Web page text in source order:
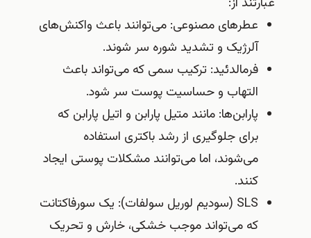
عطرهای مصنوعی: می‌توانند باعث واکنش‌های
آلرژیک و تشدید شوره سر شوند.
فرمالدئید: ترکیب سمی که می‌تواند باعث
التهاب و حساسیت پوست سر شود.
پارابن‌ها: مانند متیل پارابن و اتیل پارابن که
برای جلوگیری از رشد باکتری استفاده
می‌شوند، اما می‌توانند مشکلات پوستی ایجاد
کنند.
SLS (سودیم لوریل سولفات): یک سورفاکتانت
که می‌تواند موجب خشکی، خارش و تحریک